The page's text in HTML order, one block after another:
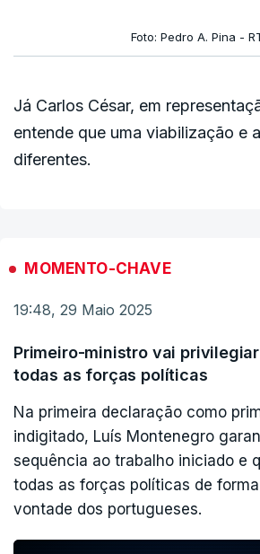
Foto: Pedro A. Pina -
Já Carlos César, em
entende que uma viabilização e
diferentes.
MOMENTO-CHAVE
19:48, 29 Maio 2025
Primeiro-ministro vai
todas as forças políticas
Na primeira declaração como
indigitado, Luís Montenegro
sequência ao trabalho iniciado e
todas as forças políticas de
vontade dos portugueses.